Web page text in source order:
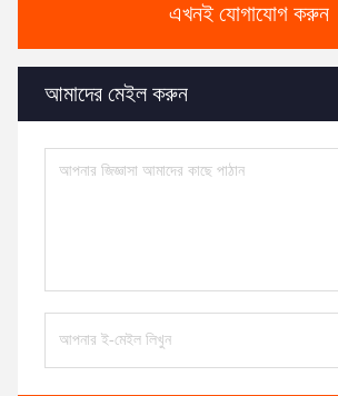
এখনই যোগাযোগ করুন
আমাদের মেইল করুন